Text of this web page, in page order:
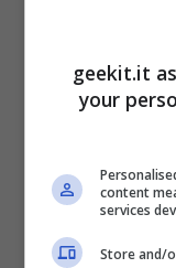
Alfa
Alfa
Dodge
RUF
Pagani
geekit.it
your
content
services
Store and/